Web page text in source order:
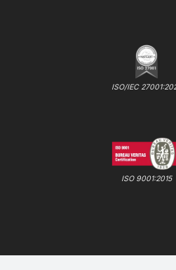
ISO/IEC
ISO 9001:2015